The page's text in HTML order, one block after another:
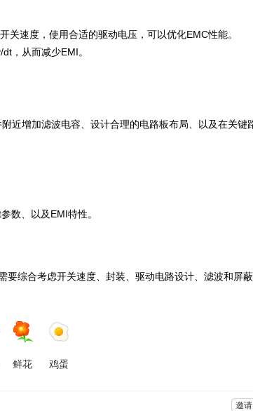
速度，使用合适的驱动电压，可以优化EMC性能。
，从而减少EMI。
近增加滤波电容、设计合理的电路板布局、以及在关键
数、以及EMI特性。
综合考虑开关速度、封装、驱动电路设计、滤波和屏
鲜花 鸡蛋
邀请